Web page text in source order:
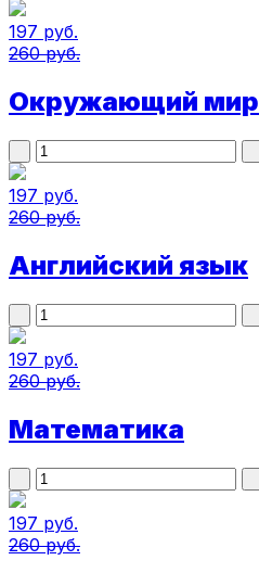
197 руб.
260 руб.
Окружающий мир
197 руб.
260 руб.
Английский язык
197 руб.
260 руб.
Математика
197 руб.
260 руб.